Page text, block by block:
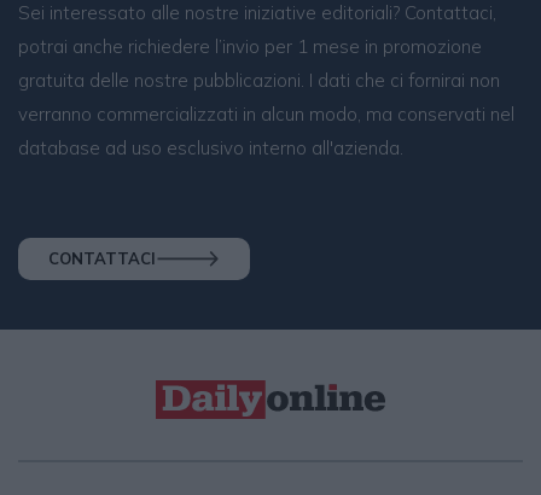
Sei interessato alle nostre iniziative editoriali? Contattaci,
potrai anche richiedere l’invio per 1 mese in promozione
gratuita delle nostre pubblicazioni. I dati che ci fornirai non
verranno commercializzati in alcun modo, ma conservati nel
database ad uso esclusivo interno all'azienda.
CONTATTACI